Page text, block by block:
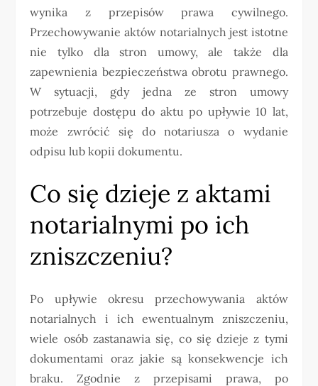
wynika z przepisów prawa cywilnego.
Przechowywanie aktów notarialnych jest istotne
nie tylko dla stron umowy, ale także dla
zapewnienia bezpieczeństwa obrotu prawnego.
W sytuacji, gdy jedna ze stron umowy
potrzebuje dostępu do aktu po upływie 10 lat,
może zwrócić się do notariusza o wydanie
odpisu lub kopii dokumentu.
Co się dzieje z aktami
notarialnymi po ich
zniszczeniu?
Po upływie okresu przechowywania aktów
notarialnych i ich ewentualnym zniszczeniu,
wiele osób zastanawia się, co się dzieje z tymi
dokumentami oraz jakie są konsekwencje ich
braku. Zgodnie z przepisami prawa, po